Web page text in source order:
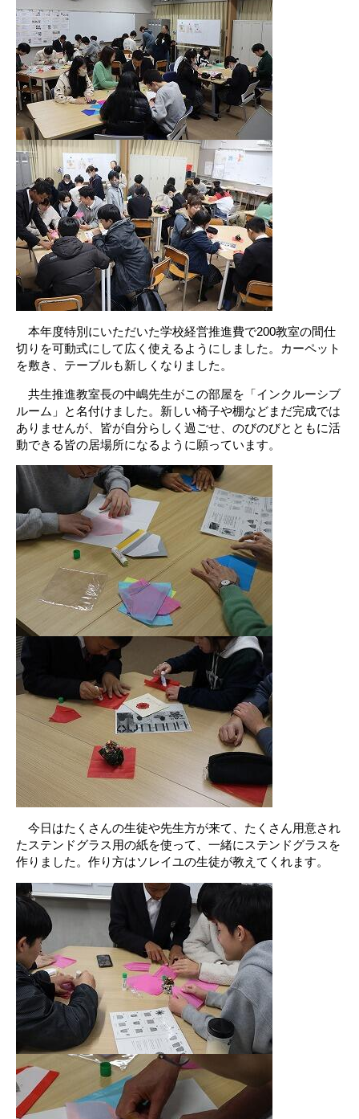
本年度特別にいただいた学校経営推進費で200教室の間仕
切りを可動式にして広く使えるようにしました。カーペット
を敷き、テーブルも新しくなりました。
共生推進教室長の中嶋先生がこの部屋を「インクルーシブ
ルーム」と名付けました。新しい椅子や棚などまだ完成では
ありませんが、皆が自分らしく過ごせ、のびのびとともに活
動できる皆の居場所になるように願っています。
今日はたくさんの生徒や先生方が来て、たくさん用意され
たステンドグラス用の紙を使って、一緒にステンドグラスを
作りました。作り方はソレイユの生徒が教えてくれます。